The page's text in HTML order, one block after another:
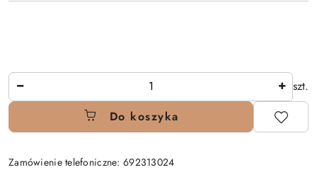
Ilość
szt.
Do koszyka
Zamówienie telefoniczne: 692313024